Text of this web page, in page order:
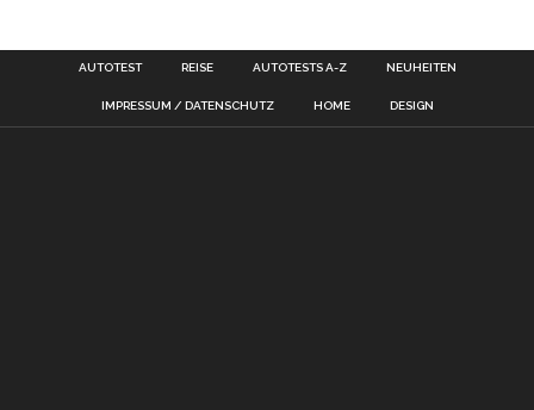
AUTOTEST REISE AUTOTESTS A-Z NEUHEITEN
IMPRESSUM / DATENSCHUTZ HOME DESIGN